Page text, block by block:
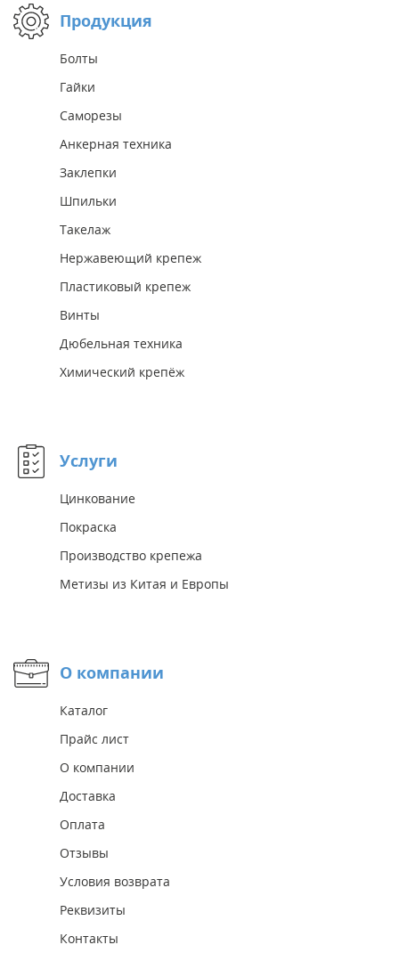
Продукция
Болты
Гайки
Саморезы
Анкерная техника
Заклепки
Шпильки
Такелаж
Нержавеющий крепеж
Пластиковый крепеж
Винты
Дюбельная техника
Химический крепёж
Услуги
Цинкование
Покраска
Производство крепежа
Метизы из Китая и Европы
О компании
Каталог
Прайс лист
О компании
Доставка
Оплата
Отзывы
Условия возврата
Реквизиты
Контакты